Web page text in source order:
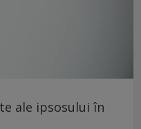
ale ipsosului în